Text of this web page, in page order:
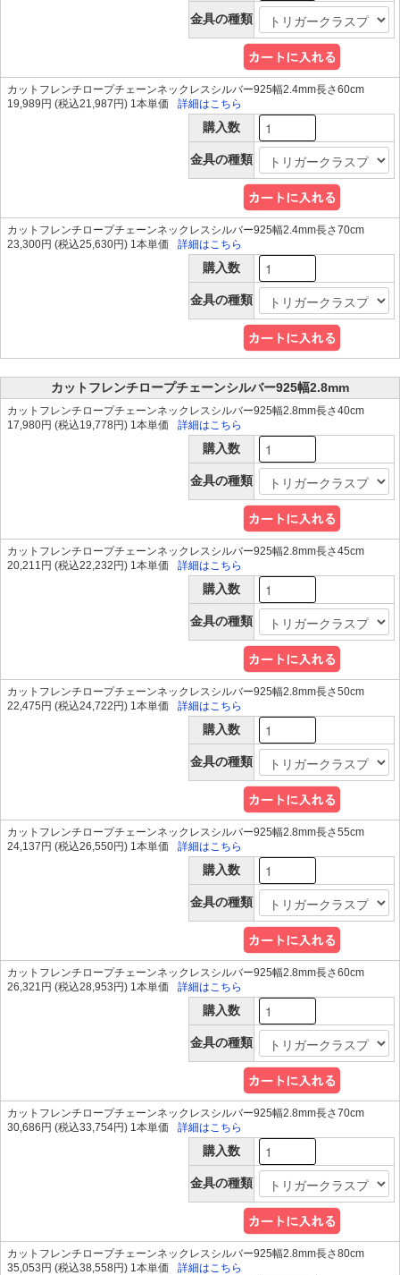
金具の種類
カットフレンチロープチェーンネックレスシルバー925幅2.4mm長さ60cm
19,989円 (税込21,987円) 1本単価
詳細はこちら
購入数
金具の種類
カットフレンチロープチェーンネックレスシルバー925幅2.4mm長さ70cm
23,300円 (税込25,630円) 1本単価
詳細はこちら
購入数
金具の種類
カットフレンチロープチェーンシルバー925幅2.8mm
カットフレンチロープチェーンネックレスシルバー925幅2.8mm長さ40cm
17,980円 (税込19,778円) 1本単価
詳細はこちら
購入数
金具の種類
カットフレンチロープチェーンネックレスシルバー925幅2.8mm長さ45cm
20,211円 (税込22,232円) 1本単価
詳細はこちら
購入数
金具の種類
カットフレンチロープチェーンネックレスシルバー925幅2.8mm長さ50cm
22,475円 (税込24,722円) 1本単価
詳細はこちら
購入数
金具の種類
カットフレンチロープチェーンネックレスシルバー925幅2.8mm長さ55cm
24,137円 (税込26,550円) 1本単価
詳細はこちら
購入数
金具の種類
カットフレンチロープチェーンネックレスシルバー925幅2.8mm長さ60cm
26,321円 (税込28,953円) 1本単価
詳細はこちら
購入数
金具の種類
カットフレンチロープチェーンネックレスシルバー925幅2.8mm長さ70cm
30,686円 (税込33,754円) 1本単価
詳細はこちら
購入数
金具の種類
カットフレンチロープチェーンネックレスシルバー925幅2.8mm長さ80cm
35,053円 (税込38,558円) 1本単価
詳細はこちら